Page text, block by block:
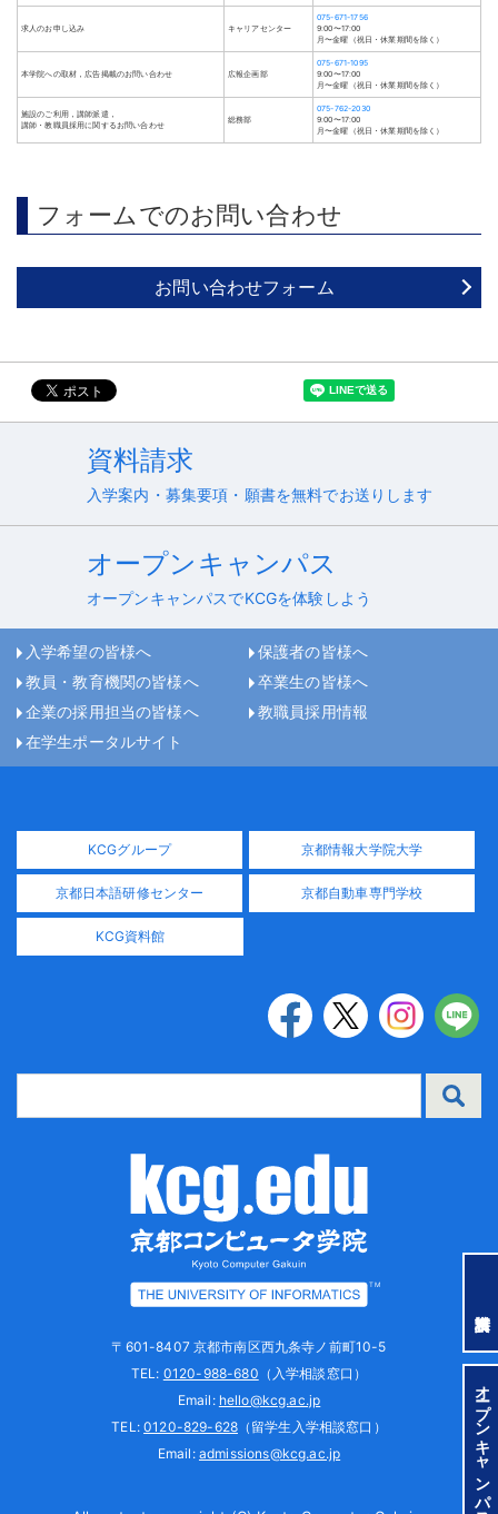
求人のお申し込み キャリアセンター
075-671-1756
9:00〜17:00
月〜金曜（祝日・休業期間を除く）
本学院への取材，広告掲載のお問い合わせ 広報企画部
075-671-1095
9:00〜17:00
月〜金曜（祝日・休業期間を除く）
施設のご利用，講師派遣，
講師・教職員採用に関するお問い合わせ
総務部
075-762-2030
9:00〜17:00
月〜金曜（祝日・休業期間を除く）
フォームでのお問い合わせ
お問い合わせフォーム
オープンキャンパス
資料請求
入学案内・募集要項・願書を無料でお送りします
オープンキャンパス
オープンキャンパスでKCGを体験しよう
入学希望の皆様へ
保護者の皆様へ
教員・教育機関の皆様へ
卒業生の皆様へ
企業の採用担当の皆様へ
教職員採用情報
在学生ポータルサイト
KCGグループ 京都情報大学院大学
京都日本語研修センター 京都自動車専門学校
KCG資料館
TM
〒601-8407 京都市南区西九条寺ノ前町10-5
TEL: 0120-988-680 （入学相談窓口）
Email: hello@kcg.ac.jp
TEL:0120-829-628（留学生入学相談窓口）
Email: admissions@kcg.ac.jp